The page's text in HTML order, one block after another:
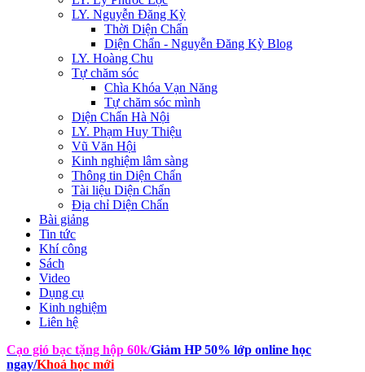
LY. Nguyễn Đăng Kỳ
Thời Diện Chẩn
Diện Chẩn - Nguyễn Đăng Kỳ Blog
LY. Hoàng Chu
Tự chăm sóc
Chìa Khóa Vạn Năng
Tự chăm sóc mình
Diện Chẩn Hà Nội
LY. Phạm Huy Thiệu
Vũ Văn Hội
Kinh nghiệm lâm sàng
Thông tin Diện Chẩn
Tài liệu Diện Chẩn
Địa chỉ Diện Chẩn
Bài giảng
Tin tức
Khí công
Sách
Video
Dụng cụ
Kinh nghiệm
Liên hệ
Cạo gió bạc tặng hộp 60k/Giảm HP 50% lớp online học
ngay/Khoá học mới